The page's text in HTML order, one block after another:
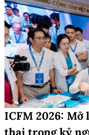
ICFM 2026:
thai trong kỷ